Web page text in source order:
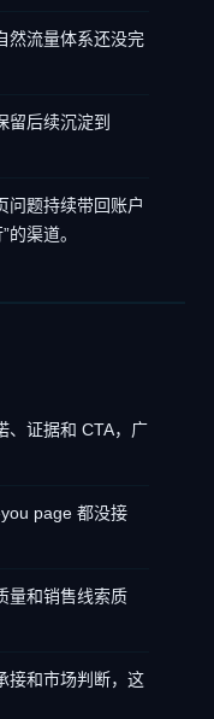
然流量体系还没完
留后续沉淀到
问题持续带回账户
渠道。
、证据和 CTA，广
page 都没接
量和销售线索质
接和市场判断，这